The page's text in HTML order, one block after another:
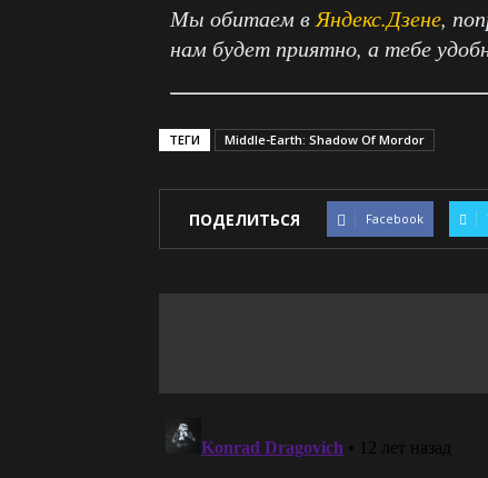
Мы обитаем в Яндекс.Дзене,
нам будет приятно, а тебе
ТЕГИ Middle-Earth: Shadow Of Mordor
ПОДЕЛИТЬСЯ Facebook